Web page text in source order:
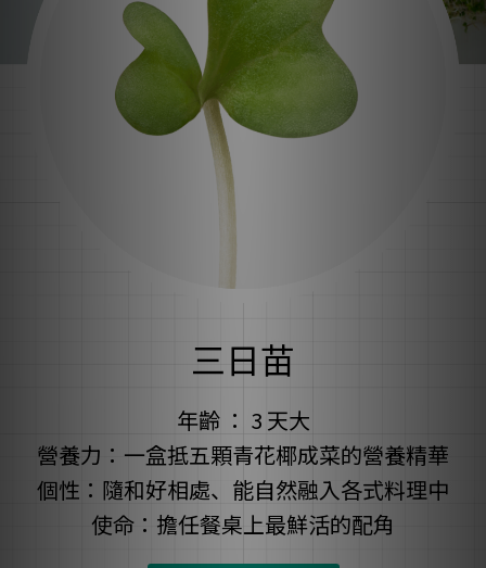
三日苗
年齡 ： 3 天大
營養力：一盒抵五顆青花椰成菜的營養精華
個性：隨和好相處、能自然融入各式料理中
使命：擔任餐桌上最鮮活的配角